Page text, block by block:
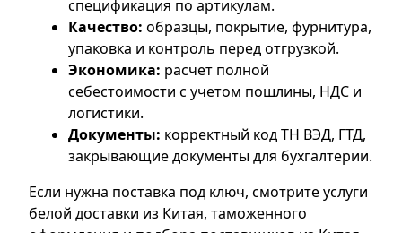
спецификация по артикулам.
Качество: образцы, покрытие, фурнитура,
упаковка и контроль перед отгрузкой.
Экономика: расчет полной
себестоимости с учетом пошлины, НДС и
логистики.
Документы: корректный код ТН ВЭД, ГТД,
закрывающие документы для бухгалтерии.
Если нужна поставка под ключ, смотрите услуги
белой доставки из Китая,таможенного